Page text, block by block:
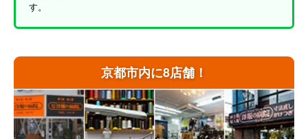
京都市内に8店舗！
す。